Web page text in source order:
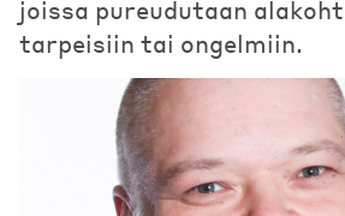
joissa pureudutaan
tarpeisiin tai ongelmiin.